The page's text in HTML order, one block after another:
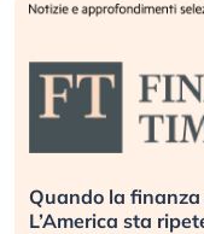
Quando la finanza
L’America sta